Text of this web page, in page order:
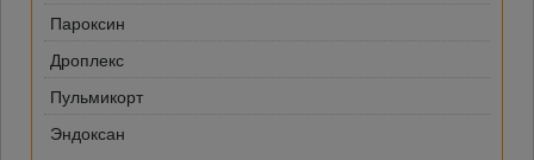
Пароксин
Дроплекс
Пульмикорт
Эндоксан